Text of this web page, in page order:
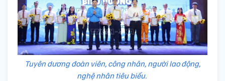
Tuyên dương đoàn viên, công nhân, người lao động,
nghệ nhân tiêu biểu.